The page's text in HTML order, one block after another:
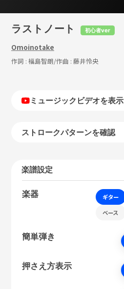
ラストノート 初心者ver
Omoinotake
作詞 : 福島智朗/作曲 : 藤井怜央
ミュージックビデオを表示
ストロークパターンを確認
楽譜設定
楽器 ギター
ベース
簡単弾き
押さえ方表示